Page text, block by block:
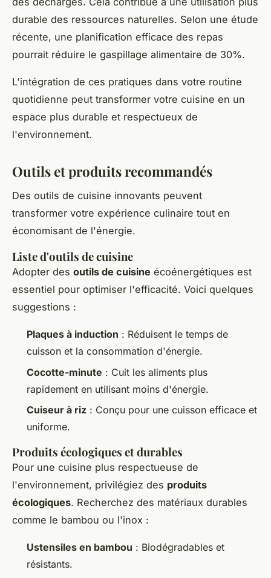
durable des ressources naturelles. Selon une étude
récente, une planification efficace des repas
pourrait réduire le gaspillage alimentaire de 30%.
L'intégration de ces pratiques dans votre routine
quotidienne peut transformer votre cuisine en un
espace plus durable et respectueux de
l'environnement.
Outils et produits recommandés
Des outils de cuisine innovants peuvent
transformer votre expérience culinaire tout en
économisant de l'énergie.
Liste d'outils de cuisine
Adopter des outils de cuisine écoénergétiques est
essentiel pour optimiser l'efficacité. Voici quelques
suggestions :
Plaques à induction : Réduisent le temps de
cuisson et la consommation d'énergie.
Cocotte-minute : Cuit les aliments plus
rapidement en utilisant moins d'énergie.
Cuiseur à riz : Conçu pour une cuisson efficace et
uniforme.
Produits écologiques et durables
Pour une cuisine plus respectueuse de
l'environnement, privilégiez des produits
écologiques. Recherchez des matériaux durables
comme le bambou ou l'inox :
Ustensiles en bambou : Biodégradables et
résistants.